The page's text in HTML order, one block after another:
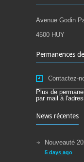
Avenue Godin
4500 HUY
Permanences
Contactez-
Plus de
par mail à
News récentes
Nouveauté
5 days ago